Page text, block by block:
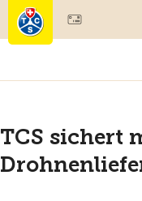
Mitgliedschaft &
TCS sichert